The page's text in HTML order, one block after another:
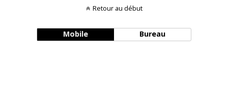
Retour au début
Mobile Bureau